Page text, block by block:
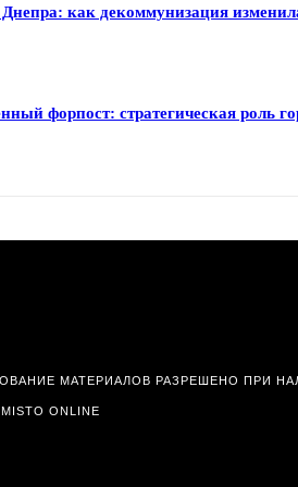
как декоммунизация
форпост: стратегическая роль
МАТЕРИАЛОВ РАЗРЕШЕНО ПРИ
MISTO ONLINE